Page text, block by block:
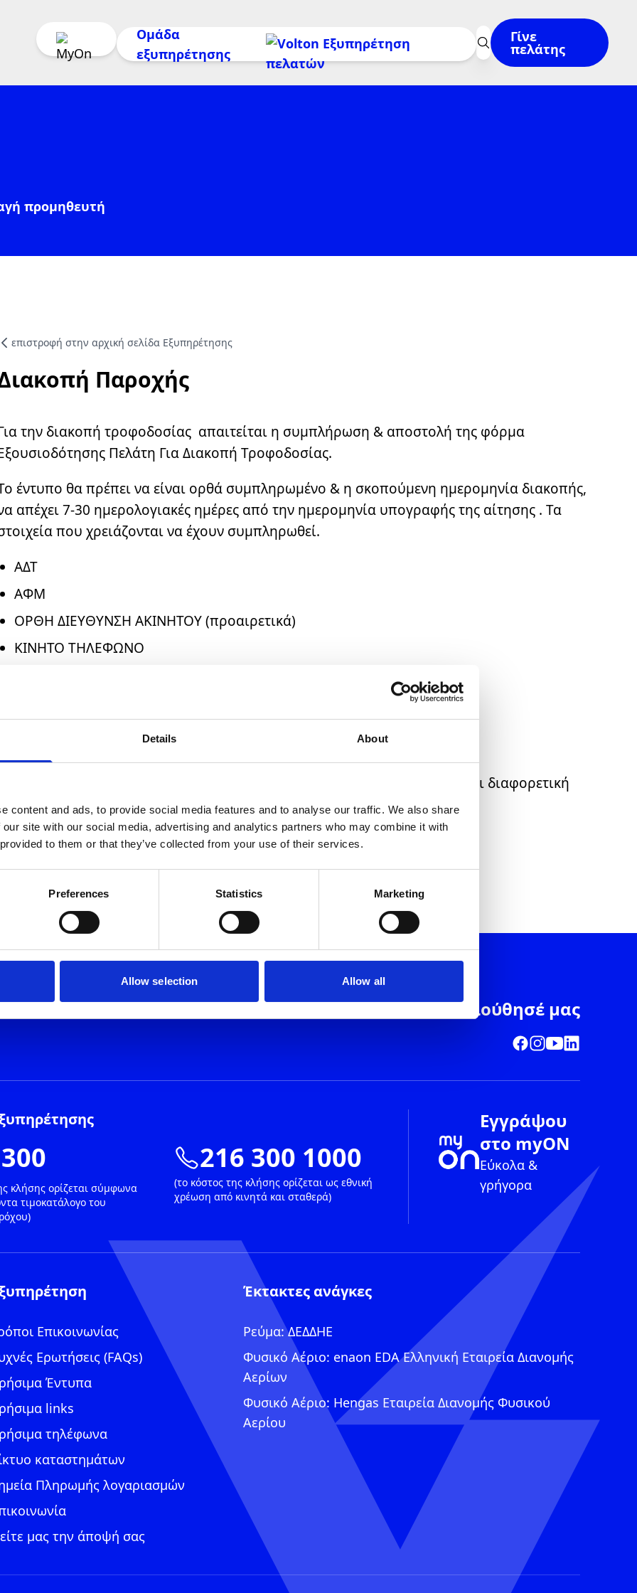
Details About
content and ads, to provide social media features and to analyse our traffic. We also share
site with our social media, advertising and analytics partners who may combine it with
to them or that they’ve collected from your use of their services.
Preferences Statistics Marketing
Allow selection Allow all
Λογαριασμού
Ομάδα
εξυπηρέτησης
Τρόποι Επικοινωνίας
Χρήσιμα Έντυπα
Χρήσιμα links
Δίκτυο καταστημάτων
Πείτε μας την άποψή σας
Γίνε
πελάτης
προμηθευτή
επιστροφή στην αρχική σελίδα Eξυπηρέτησης
Παροχής
την διακοπή τροφοδοσίας απαιτείται η συμπλήρωση & αποστολή της φόρμα
Πελάτη Για Διακοπή Τροφοδοσίας.
έντυπο θα πρέπει να είναι ορθά συμπληρωμένο & η σκοπούμενη ημερομηνία διακοπής,
απέχει 7-30 ημερολογιακές ημέρες από την ημερομηνία υπογραφής της αίτησης . Τα
που χρειάζονται να έχουν συμπληρωθεί.
ΑΔΤ
ΑΦΜ
ΟΡΘΗ ΔΙΕΥΘΥΝΣΗ ΑΚΙΝΗΤΟΥ (προαιρετικά)
ΚΙΝΗΤΟ ΤΗΛΕΦΩΝΟ
ΔΙΕΥΘΥΝΣΗ ΕΓΚΑΤΑΣΤΑΣΗΣ (Ακινήτου)
ΔΙΕΥΘΥΝΣΗ ΑΠΟΣΤΟΛΗΣ ΤΕΛΙΚΟΥ ΕΚΚΑΘΑΡΙΣΤΙΚΟΥ ΛΟΓ ΚΑΙ Τ.Κ.(Αν είναι διαφορετική
από την υπάρχουσα)
Σκοπούμενη ημερομηνία διακοπής
Φόρμα εκδήλωσης ενδιαφέροντος
Επίθετο
Αποδέχομαι τη χρήση των στοιχείων μου από την Volton και τους συνεργάτες της
Πολιτική Προστασίας
Αποστολή
Ακολούθησέ μας
κλήσης ορίζεται σύμφωνα
τιμοκατάλογο του
216 300 1000
(το κόστος της κλήσης ορίζεται ως εθνική
χρέωση από κινητά και σταθερά)
Εγγράψου
στο myON
Εύκολα &
γρήγορα
Επικοινωνίας
Ερωτήσεις (FAQs)
Έντυπα
links
τηλέφωνα
καταστημάτων
Πληρωμής λογαριασμών
μας την άποψή σας
Έκτακτες ανάγκες
Ρεύμα: ΔΕΔΔΗΕ
Φυσικό Αέριο: enaon EDA Ελληνική Εταιρεία Διανομής
Αερίων
Φυσικό Αέριο: Hengas Εταιρεία Διανομής Φυσικού
Αερίου